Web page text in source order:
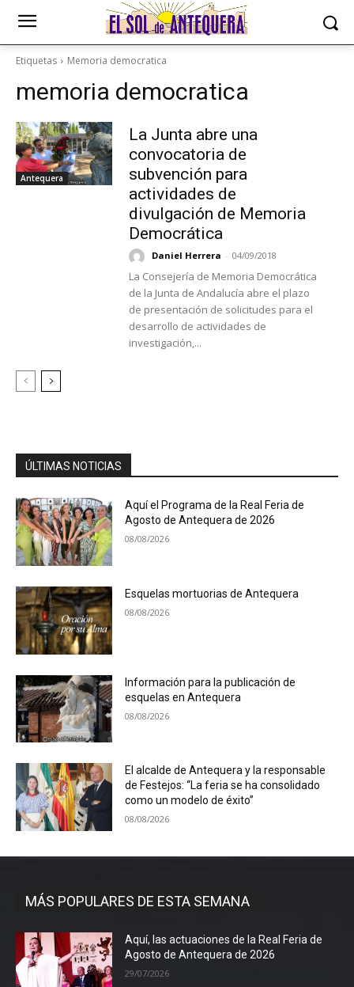
Etiquetas Memoria democratica
memoria democratica
Antequera
La Junta abre una
convocatoria de
subvención para
actividades de
divulgación de Memoria
Democrática
Daniel Herrera - 04/09/2018
La Consejería de Memoria Democrática
de la Junta de Andalucía abre el plazo
de presentación de solicitudes para el
desarrollo de actividades de
investigación,...
ÚLTIMAS NOTICIAS
Aquí el Programa de la Real Feria de
Agosto de Antequera de 2026
08/08/2026
Esquelas mortuorias de Antequera
08/08/2026
Información para la publicación de
esquelas en Antequera
08/08/2026
El alcalde de Antequera y la responsable
de Festejos: “La feria se ha consolidado
como un modelo de éxito”
08/08/2026
MÁS POPULARES DE ESTA SEMANA
Aquí, las actuaciones de la Real Feria de
Agosto de Antequera de 2026
29/07/2026